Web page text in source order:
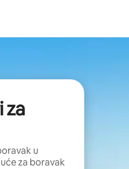
za
u
za boravak